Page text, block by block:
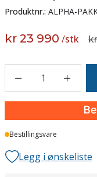
Produktnr.: ALPHA-
kr 23 990 /stk
1
Bestillingsvare
Legg i ønskeliste